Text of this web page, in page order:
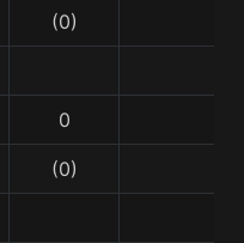
(0)
0
(0)